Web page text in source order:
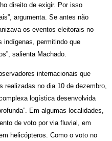
direito de exigir. Por isso
argumenta. Se antes não
os eventos eleitorais no
indígenas, permitindo que
salienta Machado.
internacionais que
realizadas no dia 10 de dezembro,
logística desenvolvida
Em algumas localidades,
de voto por via fluvial, em
helicópteros. Como o voto no